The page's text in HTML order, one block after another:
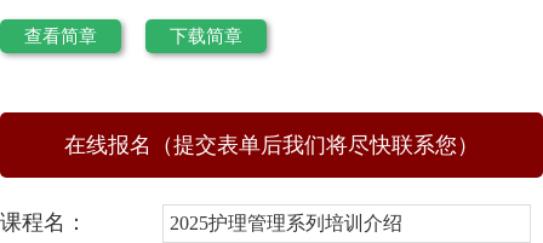
查看简章 下载简章
在线报名（提交表单后我们将尽快联系您）
课程名：